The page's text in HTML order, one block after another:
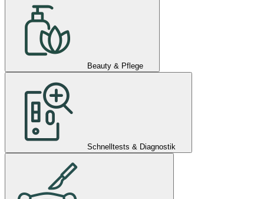
Beauty & Pflege
Schnelltests & Diagnostik